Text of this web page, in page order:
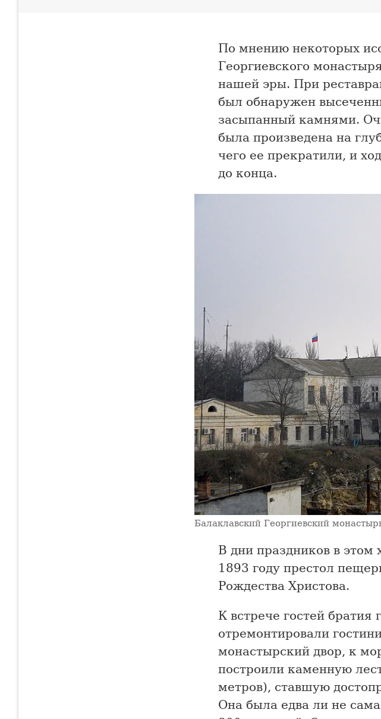
По мнению некоторых
Георгиевского
нашей эры. При
был обнаружен
засыпанный камнями.
была произведена на
чего ее прекратили, и
до конца.
Балаклавский Георгиевский
В дни праздников в
1893 году престол
Рождества Христова.
К встрече гостей братия
отремонтировали
монастырский двор, к
построили каменную
метров), ставшую
Она была едва ли не